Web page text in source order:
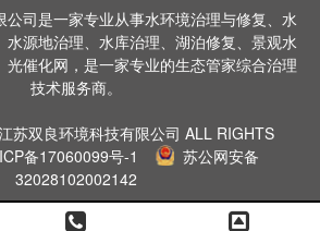
公司是一家专业从事水环境治理与修复、水
水源地治理、水库治理、湖泊修复、景观水
光催化网，是一家专业的生态管家综合治理
技术服务商。
苏双良环境科技有限公司 ALL RIGHTS
备17060099号-1
苏公网安备
32028102002142